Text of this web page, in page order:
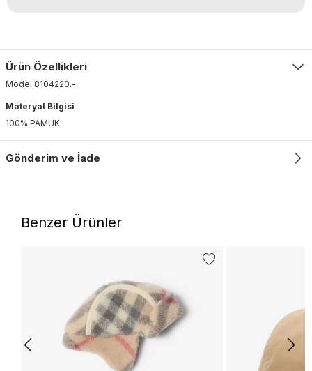
Ürün Özellikleri
Model 8104220.-
Materyal Bilgisi
100% PAMUK
Gönderim ve İade
Benzer Ürünler